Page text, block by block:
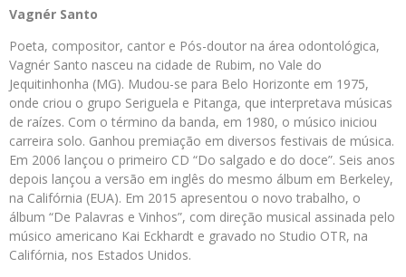
Vagnér Santo
Poeta, compositor, cantor e Pós-doutor na área odontológica,
Vagnér Santo nasceu na cidade de Rubim, no Vale do
Jequitinhonha (MG). Mudou-se para Belo Horizonte em 1975,
onde criou o grupo Seriguela e Pitanga, que interpretava músicas
de raízes. Com o término da banda, em 1980, o músico iniciou
carreira solo. Ganhou premiação em diversos festivais de música.
Em 2006 lançou o primeiro CD “Do salgado e do doce”. Seis anos
depois lançou a versão em inglês do mesmo álbum em Berkeley,
na Califórnia (EUA). Em 2015 apresentou o novo trabalho, o
álbum “De Palavras e Vinhos”, com direção musical assinada pelo
músico americano Kai Eckhardt e gravado no Studio OTR, na
Califórnia, nos Estados Unidos.